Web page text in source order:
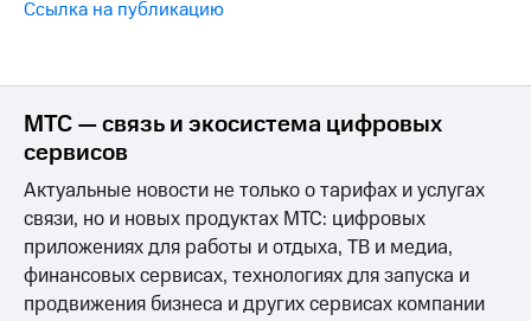
Ссылка на публикацию
МТС — связь и экосистема цифровых
сервисов
Актуальные новости не только о тарифах и услугах
связи, но и новых продуктах МТС: цифровых
приложениях для работы и отдыха, ТВ и медиа,
финансовых сервисах, технологиях для запуска и
продвижения бизнеса и других сервисах компании